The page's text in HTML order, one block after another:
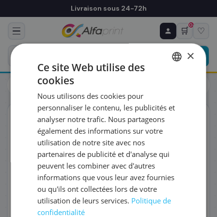
Livraison sous 24-72h
🛒
0
♡
Toners
Toners
ORIGINAL
♻ COMMANDE RÉCURRENTE
Prévoyez & économisez
Programmez votre prochain achat — notre équipe
vous prépare un devis personnalisé
RÉFÉRENCE DU PRODUIT
FRÉQUENCE
QUANTITÉ PAR LIVRAISON
DATE DE PREMIÈRE LIVRAISON SOUHAITÉE
×
Ce site Web utilise des
cookies
Nous utilisons des cookies pour
personnaliser le contenu, les publicités et
analyser notre trafic. Nous partageons
également des informations sur votre
utilisation de notre site avec nos
partenaires de publicité et d'analyse qui
peuvent les combiner avec d'autres
informations que vous leur avez fournies
ou qu'ils ont collectées lors de votre
utilisation de leurs services. Politique de
confidentialité